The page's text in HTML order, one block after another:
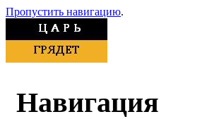
Пропустить навигацию.
Навигация